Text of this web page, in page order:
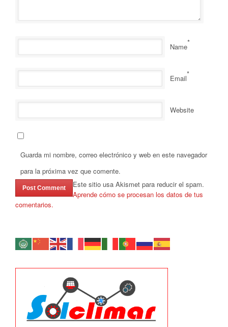
Name*
Email*
Website
Guarda mi nombre, correo electrónico y web en este navegador
para la próxima vez que comente.
Este sitio usa Akismet para reducir el spam.
Aprende cómo se procesan los datos de tus
comentarios.